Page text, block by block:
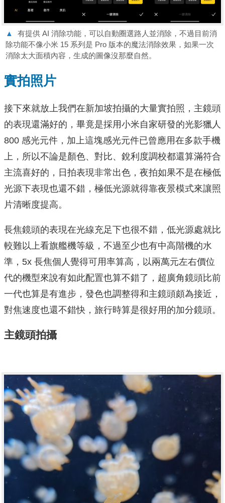
▲
有提供 AI 消除功能，可以自動圈選路人並消除，不過目前消
除功能不像小米 15 系列是 Pro 版本的魔法消除效果，如果一次
消除太大面積內容，生成的圖像沒那麼自然。
實拍照片
接下來就放上我們在新加坡拍攝的大量實拍照，主鏡頭
的表現還滿好的，畢竟是採用小米自家研發的光影獵人
800 感光元件，加上這塊感光元件已曾應用在多款手機
上，所以不論是顏色、對比、銳利度調校都還算滿符合
主流喜好的，日拍表現非常出色，夜拍如果不是在極低
光源下表現也還不錯，極低光源就得靠夜景模式來讓照
片清晰度提高。
長焦鏡頭的表現在光線充足下也很不錯，低光源處就比
較難以上看旗艦機等級，不過至少也有中高階機的水
準，5x 長焦個人覺得可用率算高，以兩萬元左右價位
代的機型來說有如此配置也算不錯了，超廣角鏡頭比前
一代也算是有進步，發色也調整得和主鏡頭頗為接近，
對焦速度也還不錯快，旅行時算是很好用的加分鏡頭。
主鏡頭拍攝